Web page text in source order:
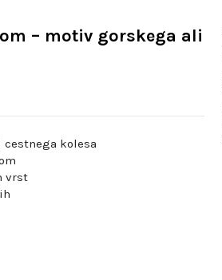
– motiv gorskega ali
kolesa
vrst